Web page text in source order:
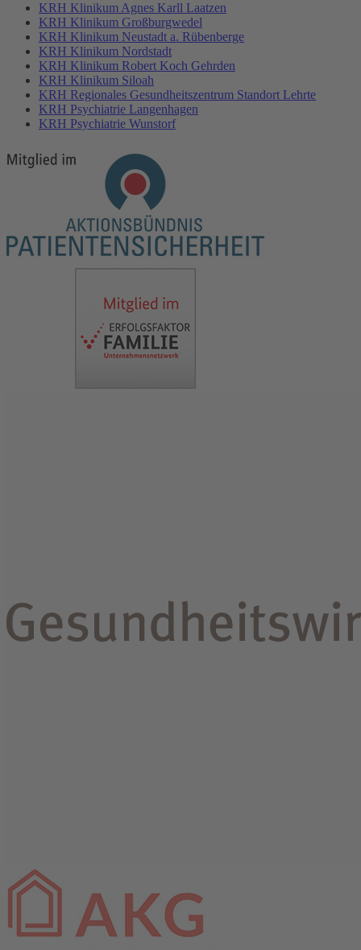
KRH Klinikum Agnes Karll Laatzen
KRH Klinikum Großburgwedel
KRH Klinikum Neustadt a. Rübenberge
KRH Klinikum Nordstadt
KRH Klinikum Robert Koch Gehrden
KRH Klinikum Siloah
KRH Regionales Gesundheitszentrum Standort Lehrte
KRH Psychiatrie Langenhagen
KRH Psychiatrie Wunstorf